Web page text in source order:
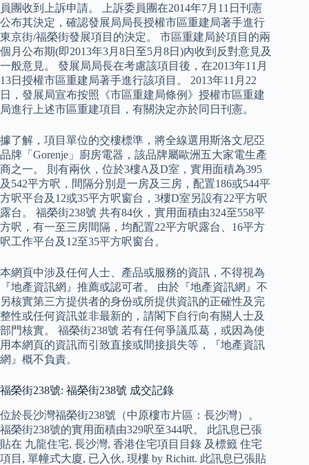
員團收到上訴申請。 上訴委員團在2014年7月11日刊憲
公布其決定，確認發展局局長授權市區重建局著手進行
東京街/福榮街發展項目的決定。 市區重建局於項目的兩
個月公布期(即2013年3月8日至5月8日)內收到反對意見及
一般意見。 發展局局長在考慮該項目後，在2013年11月
13日授權市區重建局著手進行該項目。 2013年11月22
日，發展局宣布按照《市區重建局條例》授權市區重建
局進行上述市區重建項目，有關決定亦於同日刊憲。
據了解，項目單位的交樓標準，將全線選用斯洛文尼亞
品牌「Gorenje」廚房電器，該品牌屬歐洲五大家電生產
商之一。 則有兩伙，位於3樓A及D室，實用面積為395
及542平方呎，間隔分別是一房及三房，配置186或544平
方呎平台及12或35平方呎窗台，3樓D室另設有22平方呎
露台。 福榮街238號 共有84伙，實用面積由324至558平
方呎，有一至三房間隔，均配置22平方呎露台、16平方
呎工作平台及12至35平方呎窗台。
本網頁中涉及任何人士、產品或服務的資訊，不得視為
『地產資訊網』推薦或認可者。 由於『地產資訊網』不
另核實第三方提供者的身份或所提供資訊的正確性及完
整性或任何資訊並非最新的，請閣下自行向有關人士及
部門核實。 福榮街238號 若有任何爭議瓜葛，或因為使
用本網頁的資訊而引致直接或間接損失等，『地產資訊
網』概不負責。
福榮街238號: 福榮街238號 成交記錄
位於長沙灣福榮街238號（中原樓市片區：長沙灣）。
福榮街238號的實用面積由329呎至344呎。 此訊息已張
貼在 九龍住宅, 長沙灣, 香港住宅項目目錄 及標籤 住宅
項目, 單幢式大廈, 已入伙, 現樓 by Richitt. 此訊息已張貼